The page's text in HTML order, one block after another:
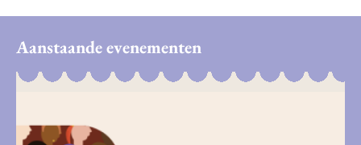
Aanstaande evenementen